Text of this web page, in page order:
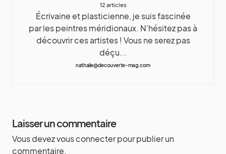
12 articles
Écrivaine et plasticienne, je suis fascinée
par les peintres méridionaux. N’hésitez pas à
découvrir ces artistes ! Vous ne serez pas
déçu...
nathalie@decouverte-mag.com
Laisser un commentaire
Vous devezvous connecterpour publier un
commentaire.